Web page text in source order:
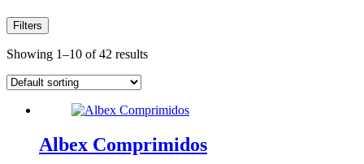
Filters
Showing 1–10 of 42 results
Albex Comprimidos